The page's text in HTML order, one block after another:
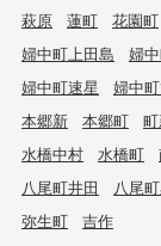
萩原
蓮町 花園町
婦中町上田島
婦
婦中町速星
婦中
本郷新
本郷町
水橋中村
水橋町
八尾町井田
八尾
弥生町
吉作